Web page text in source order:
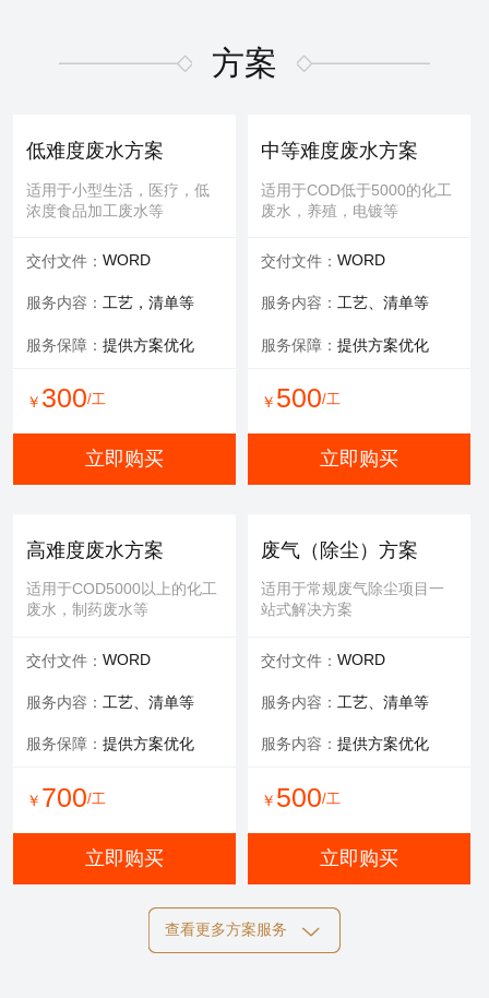
制，增加或删减功能版块等
维修内容：提供编程服务
可选服务：提供管线材料
立即购买
式膜，板式膜，陶瓷膜等
可选服务：提供清洗药剂
服务保障：通量至70%
立即购买
有限空间作业
适用于一体化设备内部，
井，窖，地下操作室等
安全保障：专业设备持证
服务内容：清理，维修等
立即购买
填料更换
适用于河道，池塘，景观
水，污水池体，环保设备等
可选服务：填料购买
立即购买
设备清洗
适用于玻璃钢，污水池体清
洁，过滤罐、一体化设备等
定期清洗优惠
方案
低难度废水方案
适用于小型生活，医疗，低
浓度食品加工废水等
交付文件： WORD
服务内容： 工艺，清单等
服务保障： 提供方案优化
￥ 300/工
立即购买
中等难度废水方案
适用于COD低于5000的化工
废水，养殖，电镀等
交付文件： WORD
服务内容： 工艺、清单等
服务保障： 提供方案优化
￥ 500/工
立即购买
高难度废水方案
适用于COD5000以上的化工
废水，制药废水等
交付文件： WORD
服务内容： 工艺、清单等
服务保障： 提供方案优化
￥ 700/工
立即购买
废气（除尘）方案
适用于常规废气除尘项目一
站式解决方案
交付文件： WORD
服务内容： 工艺、清单等
服务内容： 提供方案优化
￥ 500/工
立即购买
标书制作
查看更多方案服务